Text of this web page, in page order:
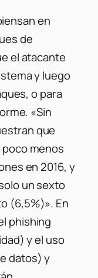
en
de
el atacante
y luego
o para
«Sin
que
menos
en 2016, y
un sexto
(6,5%)». En
phishing
y el uso
datos) y